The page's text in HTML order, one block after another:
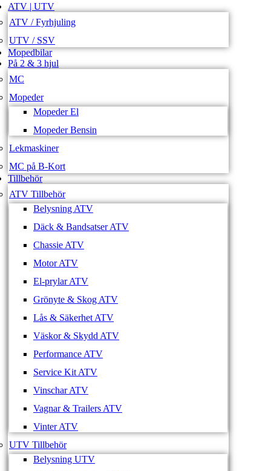
ATV | UTV
ATV / Fyrhjuling
UTV / SSV
Mopedbilar
På 2 & 3 hjul
MC
Mopeder
Mopeder El
Mopeder Bensin
Lekmaskiner
MC på B-Kort
Tillbehör
ATV Tillbehör
Belysning ATV
Däck & Bandsatser ATV
Chassie ATV
Motor ATV
El-prylar ATV
Grönyte & Skog ATV
Lås & Säkerhet ATV
Väskor & Skydd ATV
Performance ATV
Service Kit ATV
Vinschar ATV
Vagnar & Trailers ATV
Vinter ATV
UTV Tillbehör
Belysning UTV